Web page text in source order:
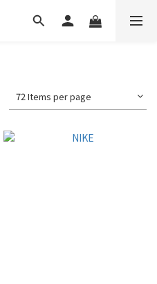
72 Items per page